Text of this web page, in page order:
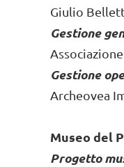
Giulio
Gestione
Gestione
Archeovea
Museo del
Progetto